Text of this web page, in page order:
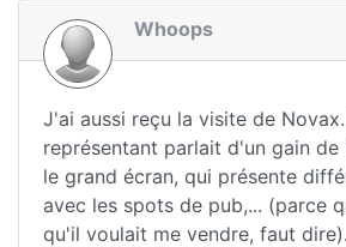
Whoops
J'ai aussi reçu la visite de
représentant parlait d'un gain de
le grand écran, qui présente
avec les spots de pub,... (parce
qu'il voulait me vendre, faut dire).